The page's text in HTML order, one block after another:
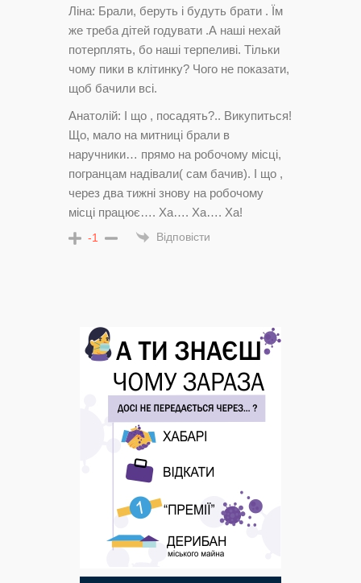
Ліна: Брали, беруть і будуть брати . Їм
же треба дітей годувати .А наші нехай
потерплять, бо наші терпеливі. Тільки
чому пики в клітинку? Чого не показати,
щоб бачили всі.
Анатолій: І що , посадять?.. Викупиться!
Що, мало на митниці брали в
наручники… прямо на робочому місці,
погранцам надівали( сам бачив). І що ,
через два тижні знову на робочому
місці працює…. Ха…. Ха…. Ха!
-1 Відповісти